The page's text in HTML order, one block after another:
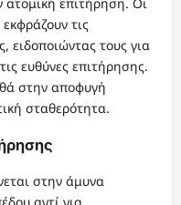
ατομική επιτήρηση. Οι
τις
ειδοποιώντας τους για
ευθύνες επιτήρησης.
στην αποφυγή
σταθερότητα.
στην άμυνα